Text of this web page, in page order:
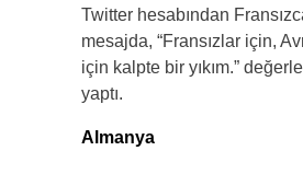
Twitter hesabından
mesajda, “Fransızlar için,
için kalpte bir yıkım.”
yaptı.
Almanya